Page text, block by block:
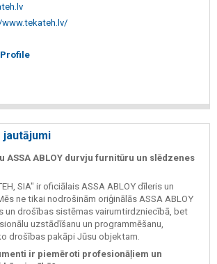
jautājumi
ASSA ABLOY durvju furnitūru un slēdzenes
SIA" ir oficiālais ASSA ABLOY dīleris un
ne tikai nodrošinām oriģinālās ASSA ABLOY
un drošības sistēmas vairumtirdzniecībā, bet
uzstādīšanu un programmēšanu,
drošības pakāpi Jūsu objektam.
ir piemēroti profesionāļiem un